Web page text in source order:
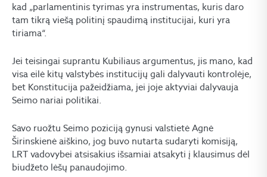
kad „parlamentinis tyrimas yra instrumentas, kuris daro
tam tikrą viešą politinį spaudimą institucijai, kuri yra
tiriama“.
Jei teisingai suprantu Kubiliaus argumentus, jis mano, kad
visa eilė kitų valstybės institucijų gali dalyvauti kontrolėje,
bet Konstitucija pažeidžiama, jei joje aktyviai dalyvauja
Seimo nariai politikai.
Savo ruožtu Seimo poziciją gynusi valstietė Agnė
Širinskienė aiškino, jog buvo nutarta sudaryti komisiją,
LRT vadovybei atsisakius išsamiai atsakyti į klausimus dėl
biudžeto lėšų panaudojimo.